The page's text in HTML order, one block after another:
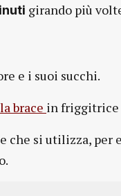
girando più
e i suoi succhi.
brace in friggitrice
si utilizza, per